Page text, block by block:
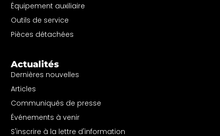
Équipement auxiliaire
Outils de service
Pièces détachées
Actualités
Dernières nouvelles
Articles
Communiqués de presse
Événements à venir
S'inscrire à la lettre d'information